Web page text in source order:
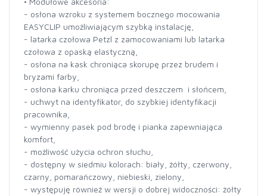
- osłona wzroku z systemem bocznego mocowania
EASYCLIP umożliwiającym szybką instalację,
- latarka czołowa Petzl z zamocowaniami lub latarka
czołowa z opaską elastyczną,
- osłona na kask chroniąca skorupę przez brudem i
bryzami farby,
- osłona karku chroniąca przed deszczem i słońcem,
- uchwyt na identyfikator, do szybkiej identyfikacji
pracownika,
- wymienny pasek pod brodę i pianka zapewniająca
komfort,
- możliwość użycia ochron słuchu,
- dostępny w siedmiu kolorach: biały, żółty, czerwony,
czarny, pomarańczowy, niebieski, zielony,
- występuję również w wersji o dobrej widoczności: żółty